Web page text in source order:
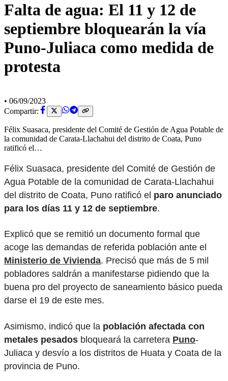
Falta de agua: El 11 y 12 de
septiembre bloquearán la vía
Puno-Juliaca como medida de
protesta
• 06/09/2023
Compartir:
Félix Suasaca, presidente del Comité de Gestión de Agua Potable de
la comunidad de Carata-Llachahui del distrito de Coata, Puno
ratificó el…
Félix Suasaca, presidente del Comité de Gestión de
Agua Potable de la comunidad de Carata-Llachahui
del distrito de Coata, Puno ratificó el paro anunciado
para los días 11 y 12 de septiembre.
Explicó que se remitió un documento formal que
acoge las demandas de referida población ante el
Ministerio de Vivienda. Precisó que más de 5 mil
pobladores saldrán a manifestarse pidiendo que la
buena pro del proyecto de saneamiento básico pueda
darse el 19 de este mes.
Asimismo, indicó que la población afectada con
metales pesados bloqueará la carretera Puno-
Juliaca y desvío a los distritos de Huata y Coata de la
provincia de Puno.